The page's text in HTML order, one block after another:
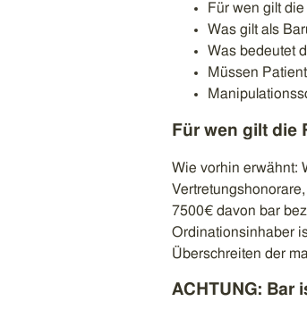
Für wen gilt
Was gilt als
Was bedeutet
Müssen
Für wen gilt die
Wie vorhin erwähnt:
7500€ davon bar
Ordinationsinhaber
Überschreiten der
ACHTUNG: Bar